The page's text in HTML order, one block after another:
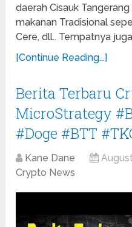
daerah Cisauk
makanan Tradisional
Cere, dll.. Tempatnya
[Continue Reading...]
Berita Terbaru
MicroStrategy
#Doge #BTT
Kane Dane
Crypto News